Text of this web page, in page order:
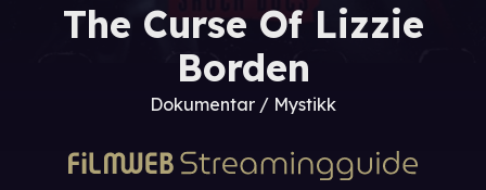
The Curse Of Lizzie
Borden
Dokumentar / Mystikk